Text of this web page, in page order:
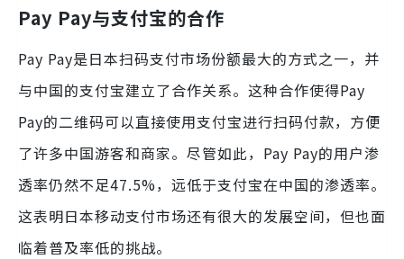
Pay Pay与支付宝的合作
Pay Pay是日本扫码支付市场份额最大的方式之一，并
与中国的支付宝建立了合作关系。这种合作使得Pay
Pay的二维码可以直接使用支付宝进行扫码付款，方便
了许多中国游客和商家。尽管如此，Pay Pay的用户渗
透率仍然不足47.5%，远低于支付宝在中国的渗透率。
这表明日本移动支付市场还有很大的发展空间，但也面
临着普及率低的挑战。